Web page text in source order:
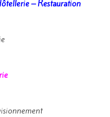
– Restauration